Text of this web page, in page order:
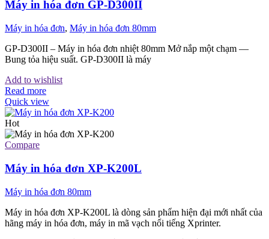
Máy in hóa đơn GP-D300II
Máy in hóa đơn, Máy in hóa đơn 80mm
GP-D300II – Máy in hóa đơn nhiệt 80mm Mở nắp một chạm —
Bung tỏa hiệu suất. GP-D300II là máy
Add to wishlist
Read more
Quick view
Hot
Compare
Máy in hóa đơn XP-K200L
Máy in hóa đơn 80mm
Máy in hóa đơn XP-K200L là dòng sản phẩm hiện đại mới nhất của
hãng máy in hóa đơn, máy in mã vạch nổi tiếng Xprinter.